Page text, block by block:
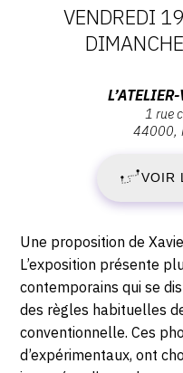
VENDREDI
1
rue
Chateaubriand,
44000
Nantes
1 rue
44000
VOIR
Description,
horaires...
Une proposition de
L’exposition présente
contemporains qui se
des règles habituelles
conventionnelle. Ces
d’expérimentaux, ont